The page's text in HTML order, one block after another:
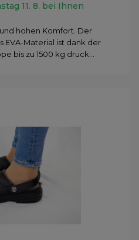
11. 8. bei Ihnen
hohen Komfort. Der
EVA-Material ist dank der
bis zu 1500 kg druck...